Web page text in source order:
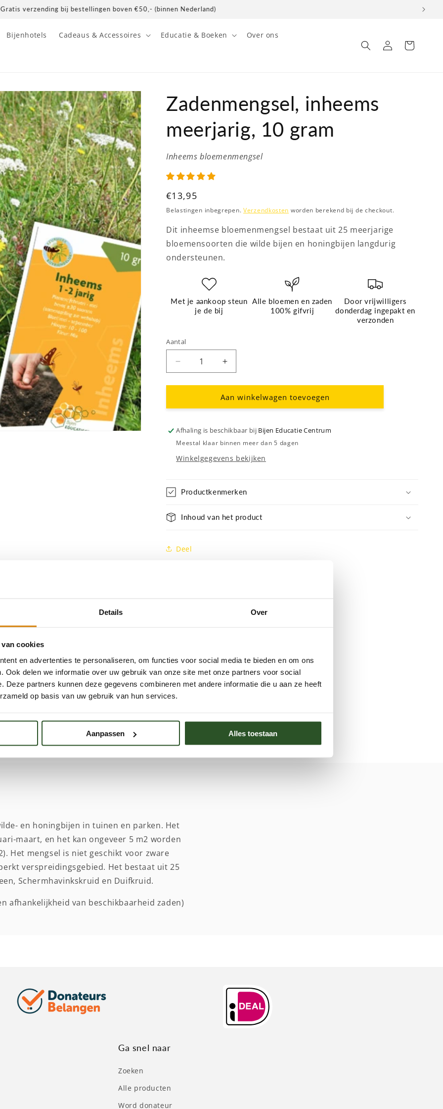
Details Over
cookies
en advertenties te personaliseren, om functies voor social media te bieden en om ons
Ook delen we informatie over uw gebruik van onze site met onze partners voor social
Deze partners kunnen deze gegevens combineren met andere informatie die u aan ze heeft
op basis van uw gebruik van hun services.
Aanpassen Alles toestaan
Gratis verzending bij bestellingen boven €50,- (binnen Nederland)
Bijenhotels Cadeaus & Accessoires Educatie & Boeken Over ons
Inloggen
Winkelwagen
Zadenmengsel, inheems
meerjarig, 10 gram
Inheems bloemenmengsel
Normale
prijs
€13,95
Belastingen inbegrepen. Verzendkosten worden berekend bij de checkout.
Dit inheemse bloemenmengsel bestaat uit 25 meerjarige
bloemensoorten die wilde bijen en honingbijen langdurig
ondersteunen.
Met je aankoop steun
je de bij
Alle bloemen en zaden
100% gifvrij
Door vrijwilligers
donderdag ingepakt en
verzonden
Aantal
Aantal
verlagen
voor
Zadenmengsel,
inheems
10
gram
Aantal
verhogen
voor
Zadenmengsel,
inheems
10
gram
Aan winkelwagen toevoegen
Afhaling is beschikbaar bij Bijen Educatie Centrum
Meestal klaar binnen meer dan 5 dagen
Winkelgegevens bekijken
Productkenmerken
Inhoud van het product
Deel
en honingbijen in tuinen en parken. Het
maart, en het kan ongeveer 5 m2 worden
Het mengsel is niet geschikt voor zware
verspreidingsgebied. Het bestaat uit 25
Schermhavinkskruid en Duifkruid.
afhankelijkheid van beschikbaarheid zaden)
Ga snel naar
Zoeken
Alle producten
Word donateur